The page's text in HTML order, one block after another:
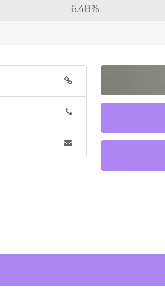
6.48%